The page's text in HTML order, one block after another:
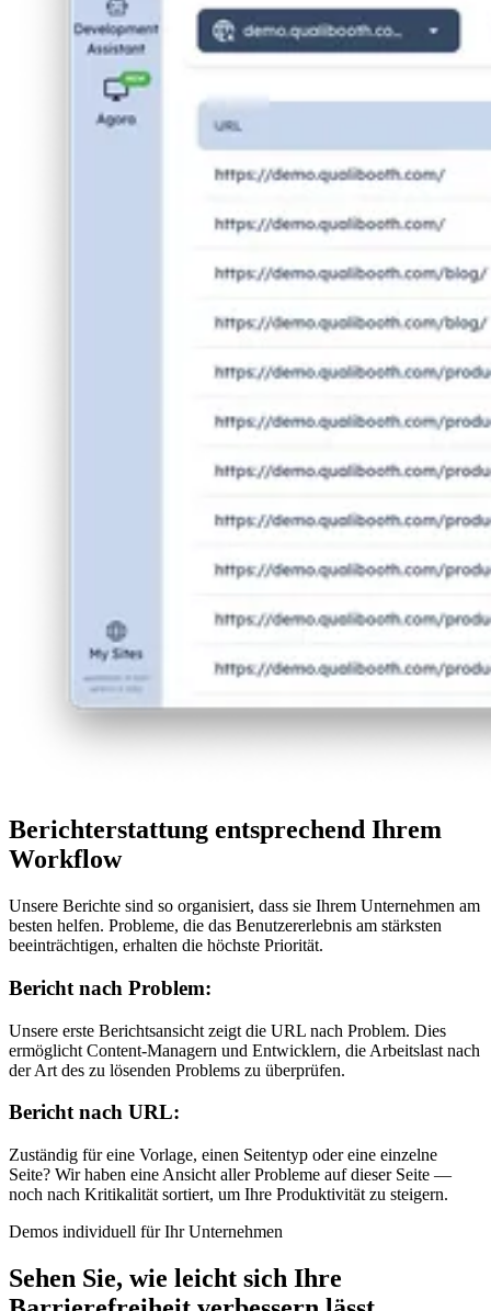
Berichterstattung entsprechend Ihrem
Workflow
Unsere Berichte sind so organisiert, dass sie Ihrem Unternehmen am
besten helfen. Probleme, die das Benutzererlebnis am stärksten
beeinträchtigen, erhalten die höchste Priorität.
Bericht nach Problem:
Unsere erste Berichtsansicht zeigt die URL nach Problem. Dies
ermöglicht Content-Managern und Entwicklern, die Arbeitslast nach
der Art des zu lösenden Problems zu überprüfen.
Bericht nach URL:
Zuständig für eine Vorlage, einen Seitentyp oder eine einzelne
Seite? Wir haben eine Ansicht aller Probleme auf dieser Seite —
noch nach Kritikalität sortiert, um Ihre Produktivität zu steigern.
Demos individuell für Ihr Unternehmen
Sehen Sie, wie leicht sich Ihre